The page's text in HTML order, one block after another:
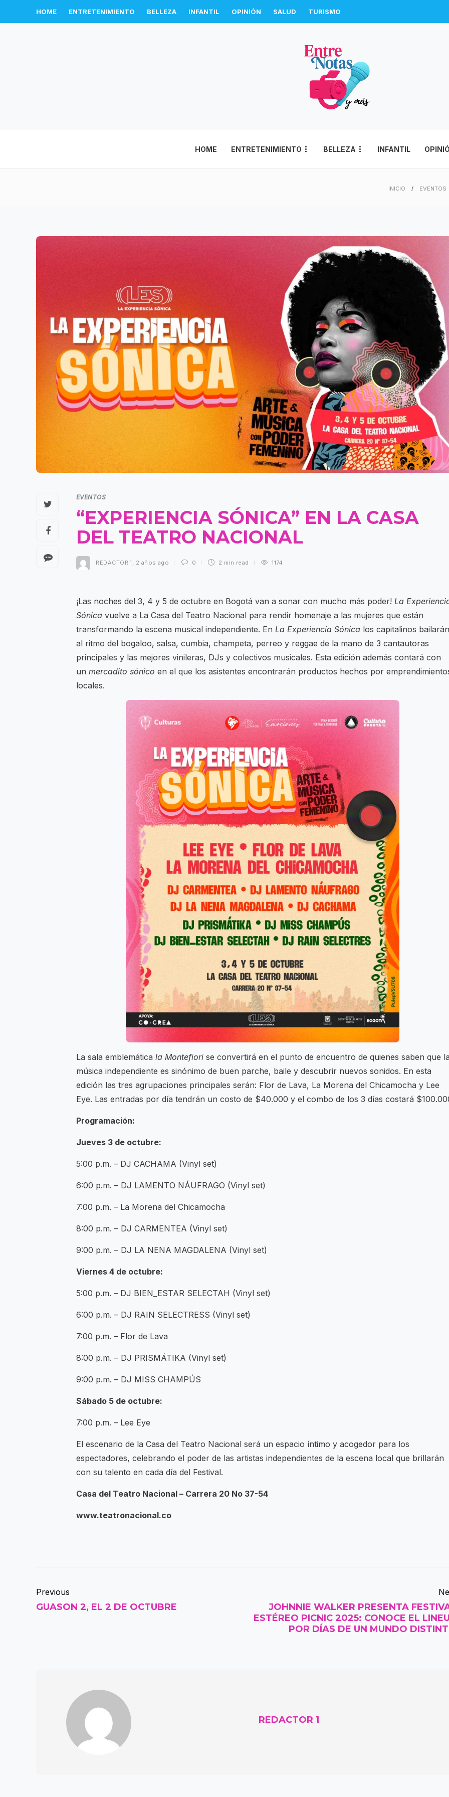
HOME ENTRETENIMIENTO BELLEZA INFANTIL OPINIÓN SALUD TURISMO
HOME ENTRETENIMIENTO BELLEZA INFANTIL
INICIO EVENTOS
EVENTOS
“EXPERIENCIA SÓNICA” EN LA CASA
DEL TEATRO NACIONAL
REDACTOR 1 , 2 años ago 0 2 min read 1174
¡Las noches del 3, 4 y 5 de octubre en Bogotá van a sonar con mucho más poder! La
Sónica vuelve a La Casa del Teatro Nacional para rendir homenaje a las mujeres que están
transformando la escena musical independiente. En La Experiencia Sónica los capitalinos bailarán
al ritmo del bogaloo, salsa, cumbia, champeta, perreo y reggae de la mano de 3 cantautoras
principales y las mejores vinileras, DJs y colectivos musicales. Esta edición además contará con
un mercadito sónico en el que los asistentes encontrarán productos hechos por
locales.
La sala emblemática la Montefiori se convertirá en el punto de encuentro de quienes saben que
música independiente es sinónimo de buen parche, baile y descubrir nuevos sonidos. En esta
edición las tres agrupaciones principales serán: Flor de Lava, La Morena del Chicamocha y Lee
Eye. Las entradas por día tendrán un costo de $40.000 y el combo de los 3 días costará
Programación:
Jueves 3 de octubre:
5:00 p.m. – DJ CACHAMA (Vinyl set)
6:00 p.m. – DJ LAMENTO NÁUFRAGO (Vinyl set)
7:00 p.m. – La Morena del Chicamocha
8:00 p.m. – DJ CARMENTEA (Vinyl set)
9:00 p.m. – DJ LA NENA MAGDALENA (Vinyl set)
Viernes 4 de octubre:
5:00 p.m. – DJ BIEN_ESTAR SELECTAH (Vinyl set)
6:00 p.m. – DJ RAIN SELECTRESS (Vinyl set)
7:00 p.m. – Flor de Lava
8:00 p.m. – DJ PRISMÁTIKA (Vinyl set)
9:00 p.m. – DJ MISS CHAMPÚS
Sábado 5 de octubre:
7:00 p.m. – Lee Eye
El escenario de la Casa del Teatro Nacional será un espacio íntimo y acogedor para los
espectadores, celebrando el poder de las artistas independientes de la escena local que brillarán
con su talento en cada día del Festival.
Casa del Teatro Nacional – Carrera 20 No 37-54
www.teatronacional.co
Previous
GUASON 2, EL 2 DE OCTUBRE
JOHNNIE WALKER PRESENTA
ESTÉREO PICNIC 2025: CONOCE EL
POR DÍAS DE UN MUNDO
REDACTOR 1